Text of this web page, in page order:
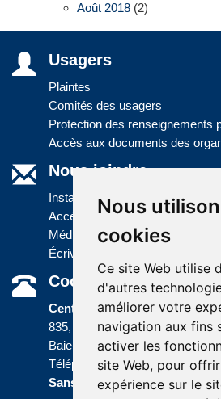
Nous
cookies
Ce site Web utilise
d'autres
améliorer votre
navigation aux fins
activer les
site Web, pour
expérience sur le
Août 2018 (2)
Usagers
Plaintes
Comités des usagers
Protection des renseignements
Accès aux documents des
Nous joindre
Installations
Accès à l'information
Médias
Écrivez-nous
Coordonnées
Centre administratif
835, boulevard Jolliet
Baie-Comeau (Québec) G5C
Téléphone :418 589-9845 ou
Sans frais : 1 800 463-5142